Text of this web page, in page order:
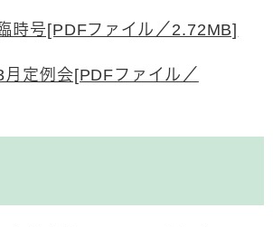
号[PDFファイル／2.72MB]
定例会[PDFファイル／